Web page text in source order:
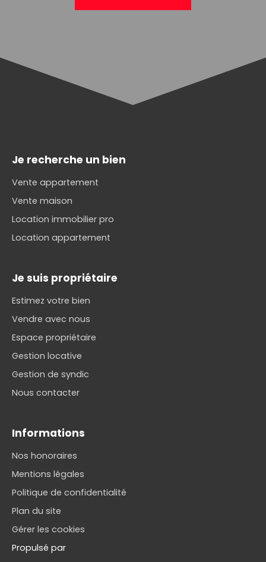
Je recherche un bien
Vente appartement
Vente maison
Location immobilier pro
Location appartement
Je suis propriétaire
Estimez votre bien
Vendre avec nous
Espace propriétaire
Gestion locative
Gestion de syndic
Nous contacter
Informations
Nos honoraires
Mentions légales
Politique de confidentialité
Plan du site
Gérer les cookies
Propulsé par